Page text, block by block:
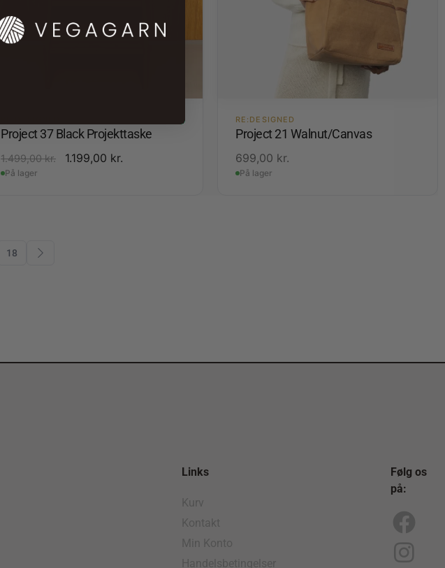
Project 37 Black Projekttaske
1.499,00kr. 1.199,00 kr.
På lager
RE:DESIGNED
Project 21 Walnut/Canvas
699,00 kr.
På lager
18
Links
Kurv
Kontakt
Min Konto
Handelsbetingelser
Følg os
på:
F
a
I
n